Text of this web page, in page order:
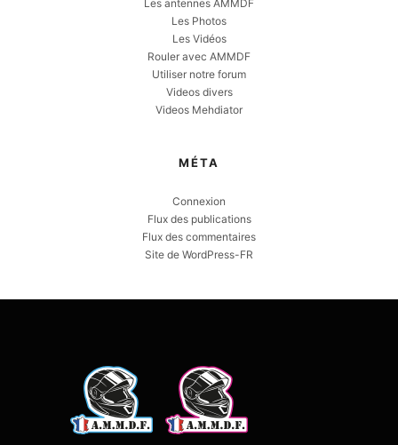
Les antennes AMMDF
Les Photos
Les Vidéos
Rouler avec AMMDF
Utiliser notre forum
Videos divers
Videos Mehdiator
MÉTA
Connexion
Flux des publications
Flux des commentaires
Site de WordPress-FR